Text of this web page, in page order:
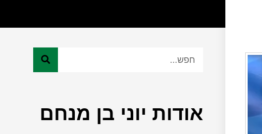
אודות יוני בן מנחם